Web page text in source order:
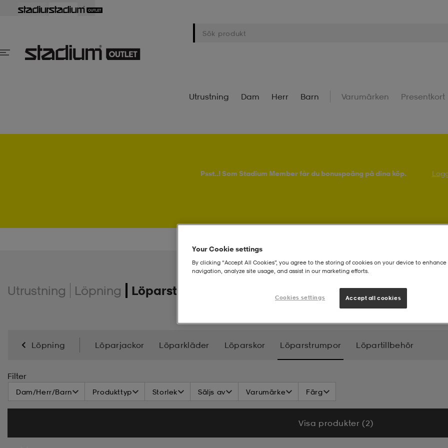
Utrustning Dam Herr Barn Varumärken Presentkort
Psst..! Som Stadium Member får du bonuspoäng på dina köp.
Utrustning Löpning Löparstrumpor
Löpning Löparjackor Löparkläder Löparskor Löparstrumpor Löpartillbehör
Filter
Dam/Herr/Barn Produkttyp Storlek Säljs av Varumärke Färg
Visa produkter (2)
Your Cookie settings
By clicking “Accept All Cookies”, you agree to the storing of cookies on your device to enhance
navigation, analyze site usage, and assist in our marketing efforts.
Cookies settings Accept all cookies